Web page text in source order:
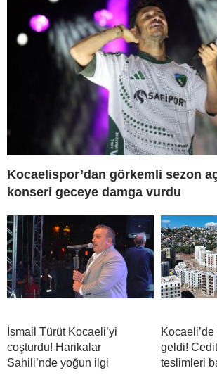
Kocaelispor’dan görkemli sezon
konseri geceye damga vurdu
İsmail Türüt Kocaeli’yi
coşturdu! Harikalar
Sahili’nde yoğun ilgi
geldi!
teslimleri